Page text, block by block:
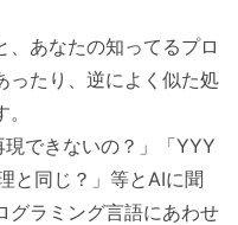
、あなたの知ってるプロ
ったり、逆によく似た処
できないの？」「YYY
と同じ？」等とAIに聞
グラミング言語にあわせ